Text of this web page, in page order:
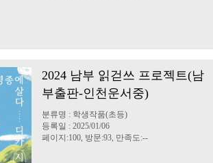
2024 남부 읽걷쓰 프로젝트(남
부출판-인천운서중)
분류명 : 학생작품(초등)
등록일 : 2025/01/06
페이지:100, 방문:93, 만족도:--